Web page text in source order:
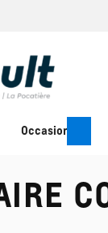
Occasion